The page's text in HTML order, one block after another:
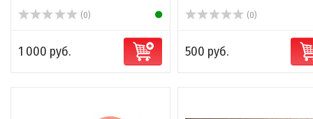
(0)
1 000 руб.
(0)
500 руб.